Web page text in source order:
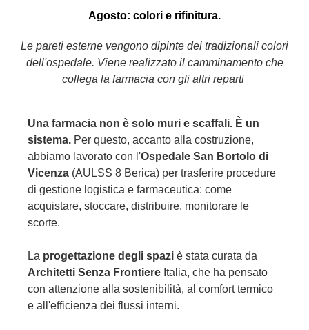
Agosto: colori e rifinitura.
Le pareti esterne vengono dipinte dei tradizionali colori
dell'ospedale. Viene realizzato il camminamento che
collega la farmacia con gli altri reparti
Una farmacia non è solo muri e scaffali. È un
sistema. Per questo, accanto alla costruzione,
abbiamo lavorato con l'Ospedale San Bortolo di
Vicenza (AULSS 8 Berica) per trasferire procedure
di gestione logistica e farmaceutica: come
acquistare, stoccare, distribuire, monitorare le
scorte.
La progettazione degli spazi è stata curata da
Architetti Senza Frontiere Italia, che ha pensato
con attenzione alla sostenibilità, al comfort termico
e all'efficienza dei flussi interni.